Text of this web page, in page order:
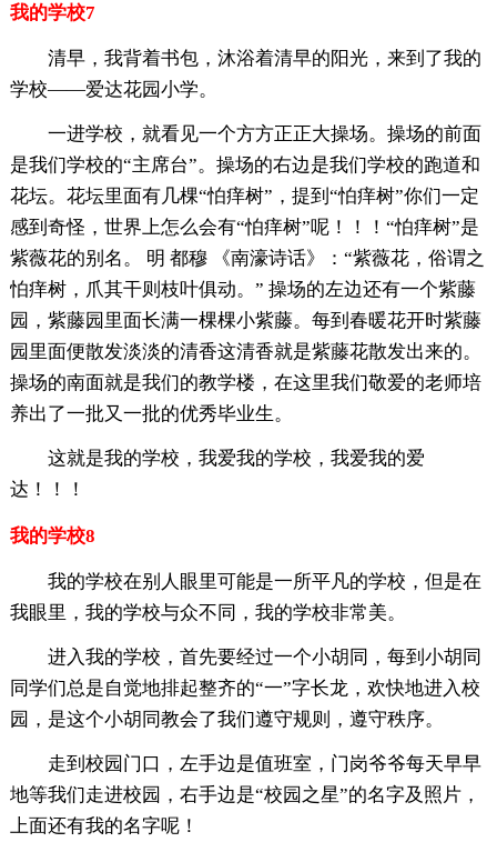
我的学校7
清早，我背着书包，沐浴着清早的阳光，来到了我的
学校——爱达花园小学。
一进学校，就看见一个方方正正大操场。操场的前面
是我们学校的“主席台”。操场的右边是我们学校的跑道和
花坛。花坛里面有几棵“怕痒树”，提到“怕痒树”你们一定
感到奇怪，世界上怎么会有“怕痒树”呢！！！“怕痒树”是
紫薇花的别名。 明 都穆 《南濠诗话》：“紫薇花，俗谓之
怕痒树，爪其干则枝叶俱动。” 操场的左边还有一个紫藤
园，紫藤园里面长满一棵棵小紫藤。每到春暖花开时紫藤
园里面便散发淡淡的清香这清香就是紫藤花散发出来的。
操场的南面就是我们的教学楼，在这里我们敬爱的老师培
养出了一批又一批的优秀毕业生。
这就是我的学校，我爱我的学校，我爱我的爱
达！！！
我的学校8
我的学校在别人眼里可能是一所平凡的学校，但是在
我眼里，我的学校与众不同，我的学校非常美。
进入我的学校，首先要经过一个小胡同，每到小胡同
同学们总是自觉地排起整齐的“一”字长龙，欢快地进入校
园，是这个小胡同教会了我们遵守规则，遵守秩序。
走到校园门口，左手边是值班室，门岗爷爷每天早早
地等我们走进校园，右手边是“校园之星”的名字及照片，
上面还有我的名字呢！